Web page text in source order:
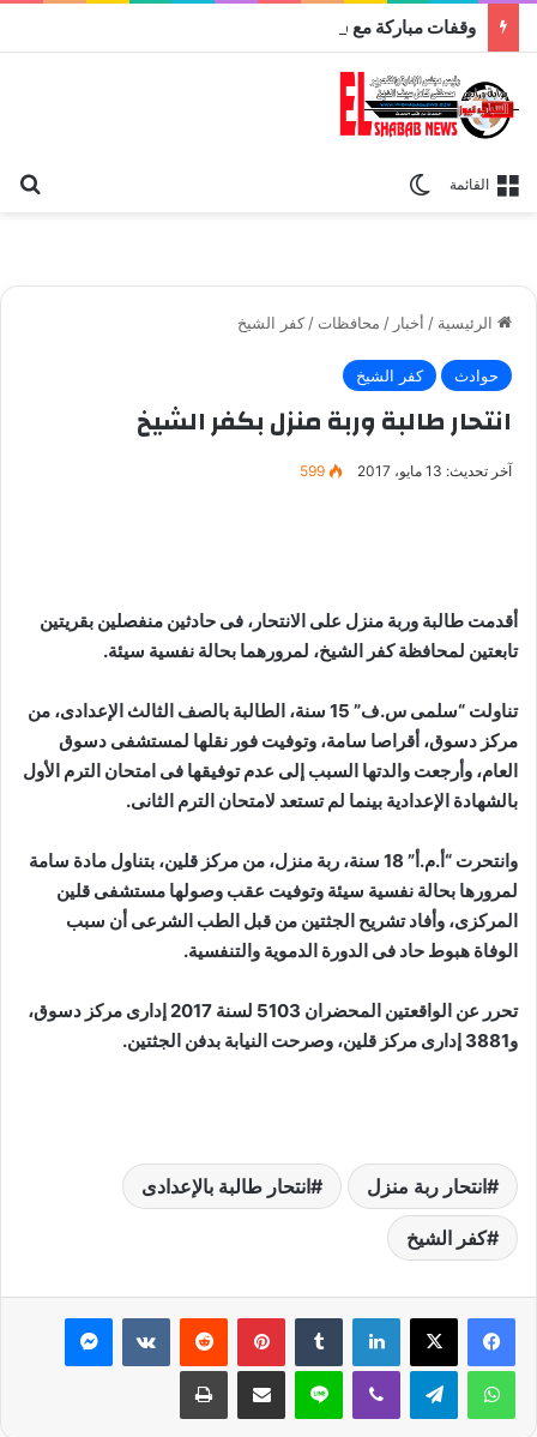
القائمة
الرئيسية / أخبار / محافظات / كفر الشيخ
حوادث كفر الشيخ
انتحار طالبة وربة منزل بكفر الشيخ
آخر تحديث: 13 مايو، 2017 599
أقدمت طالبة وربة منزل على الانتحار، فى حادثين منفصلين بقريتين
تابعتين لمحافظة كفر الشيخ، لمرورهما بحالة نفسية سيئة.
تناولت “سلمى س.ف” 15 سنة، الطالبة بالصف الثالث الإعدادى، من
مركز دسوق، أقراصا سامة، وتوفيت فور نقلها لمستشفى دسوق
العام، وأرجعت والدتها السبب إلى عدم توفيقها فى امتحان الترم الأول
بالشهادة الإعدادية بينما لم تستعد لامتحان الترم الثانى.
وانتحرت “أ.م.أ” 18 سنة، ربة منزل، من مركز قلين، بتناول مادة سامة
لمرورها بحالة نفسية سيئة وتوفيت عقب وصولها مستشفى قلين
المركزى، وأفاد تشريح الجثتين من قبل الطب الشرعى أن سبب
الوفاة هبوط حاد فى الدورة الدموية والتنفسية.
تحرر عن الواقعتين المحضران 5103 لسنة 2017 إدارى مركز دسوق،
و3881 إدارى مركز قلين، وصرحت النيابة بدفن الجثتين.
انتحار ربة منزل انتحار طالبة بالإعدادى
كفر الشيخ
لينكدإن بينتيريست ماسنجر
واتساب تيلقرام ڤايبر لاين مشاركة عبر البريد طباعة